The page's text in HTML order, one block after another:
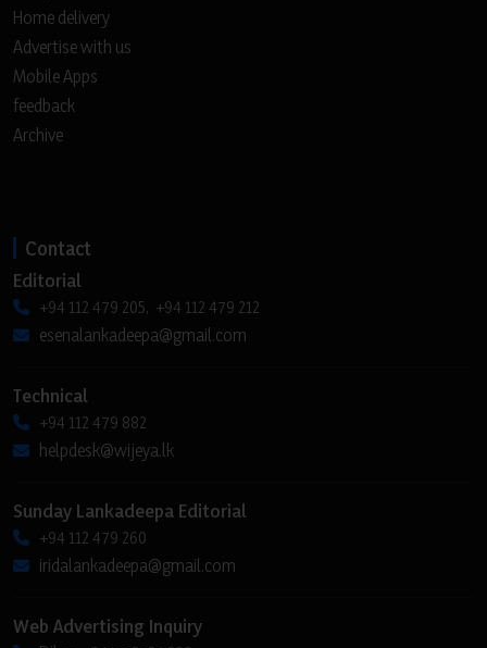
Home delivery
Advertise with us
Mobile Apps
feedback
Archive
Contact
Editorial
+94 112 479 205, +94 112 479 212
esenalankadeepa@gmail.com
Technical
+94 112 479 882
helpdesk@wijeya.lk
Sunday Lankadeepa Editorial
+94 112 479 260
iridalankadeepa@gmail.com
Web Advertising Inquiry